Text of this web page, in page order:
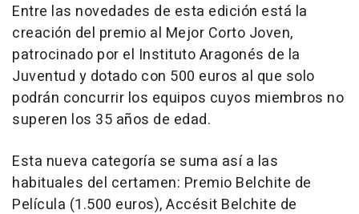
Entre las novedades de esta edición está la
creación del premio al Mejor Corto Joven,
patrocinado por el Instituto Aragonés de la
Juventud y dotado con 500 euros al que solo
podrán concurrir los equipos cuyos miembros no
superen los 35 años de edad.
Esta nueva categoría se suma así a las
habituales del certamen: Premio Belchite de
Película (1.500 euros), Accésit Belchite de